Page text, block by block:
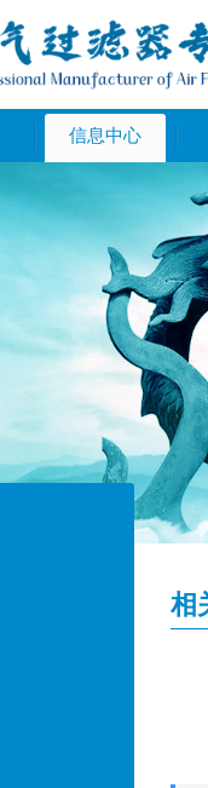
信息中心
相